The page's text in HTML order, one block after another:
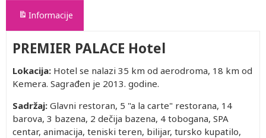
Informacije
PREMIER PALACE Hotel
Lokacija: Hotel se nalazi 35 km od aerodroma, 18 km od
Kemera. Sagrađen je 2013. godine.
Sadržaj: Glavni restoran, 5 "a la carte" restorana, 14
barova, 3 bazena, 2 dečija bazena, 4 tobogana, SPA
centar, animacija, teniski teren, bilijar, tursko kupatilo,